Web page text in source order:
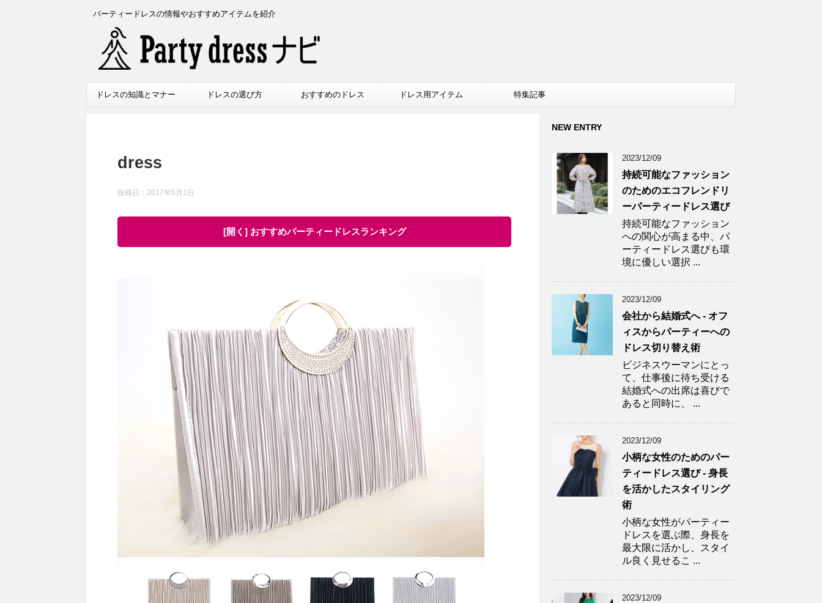
パーティードレスの情報やおすすめアイテムを紹介
ドレスの知識とマナー ドレスの選び方 おすすめのドレス ドレス用アイテム 特集記事
dress
投稿日： 2017年5月1日
[開く] おすすめパーティードレスランキング
NEW ENTRY
2023/12/09
持続可能なファッション
のためのエコフレンドリ
ーパーティードレス選び
持続可能なファッション
への関心が高まる中、パ
ーティードレス選びも環
境に優しい選択 ...
2023/12/09
会社から結婚式へ - オフ
ィスからパーティーへの
ドレス切り替え術
ビジネスウーマンにとっ
て、仕事後に待ち受ける
結婚式への出席は喜びで
あると同時に、 ...
2023/12/09
小柄な女性のためのパー
ティードレス選び - 身長
を活かしたスタイリング
術
小柄な女性がパーティー
ドレスを選ぶ際、身長を
最大限に活かし、スタイ
ル良く見せるこ ...
2023/12/09